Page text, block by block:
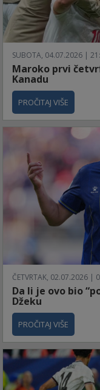
SUBOTA, 04.07.2026 |
Maroko prvi
Kanadu
PROČITAJ VIŠE
ČETVRTAK, 02.07.2026 |
Da li je ovo bio
Džeku
PROČITAJ VIŠE